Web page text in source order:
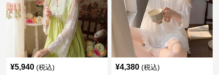
¥5,940 (税込) ¥4,380 (税込)